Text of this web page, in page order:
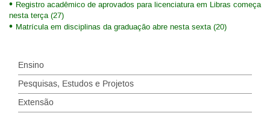
Registro acadêmico de aprovados para licenciatura em Libras começa
nesta terça (27)
Matrícula em disciplinas da graduação abre nesta sexta (20)
Ensino
Pesquisas, Estudos e Projetos
Extensão